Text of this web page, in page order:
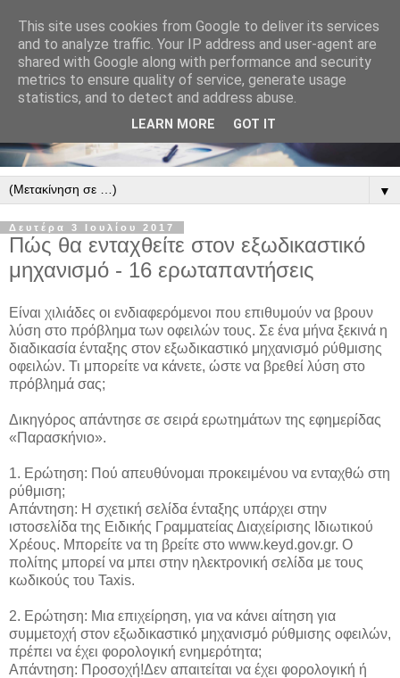
▼
Δευτέρα 3 Ιουλίου 2017
Πώς θα ενταχθείτε στον εξωδικαστικό
μηχανισμό - 16 ερωταπαντήσεις
Είναι χιλιάδες οι ενδιαφερόμενοι που επιθυμούν να βρουν
λύση στο πρόβλημα των οφειλών τους. Σε ένα μήνα ξεκινά η
διαδικασία ένταξης στον εξωδικαστικό μηχανισμό ρύθμισης
οφειλών. Τι μπορείτε να κάνετε, ώστε να βρεθεί λύση στο
πρόβλημά σας;
Δικηγόρος απάντησε σε σειρά ερωτημάτων της εφημερίδας
«Παρασκήνιο».
1. Ερώτηση: Πού απευθύνομαι προκειμένου να ενταχθώ στη
ρύθμιση;
Απάντηση: Η σχετική σελίδα ένταξης υπάρχει στην
ιστοσελίδα της Ειδικής Γραμματείας Διαχείρισης Ιδιωτικού
Χρέους. Μπορείτε να τη βρείτε στο www.keyd.gov.gr. Ο
πολίτης μπορεί να μπει στην ηλεκτρονική σελίδα με τους
κωδικούς του Taxis.
2. Ερώτηση: Μια επιχείρηση, για να κάνει αίτηση για
συμμετοχή στον εξωδικαστικό μηχανισμό ρύθμισης οφειλών,
πρέπει να έχει φορολογική ενημερότητα;
Απάντηση: Προσοχή!Δεν απαιτείται να έχει φορολογική ή
This site uses cookies from Google to deliver its services
and to analyze traffic. Your IP address and user-agent are
shared with Google along with performance and security
metrics to ensure quality of service, generate usage
statistics, and to detect and address abuse.
LEARN MORE GOT IT